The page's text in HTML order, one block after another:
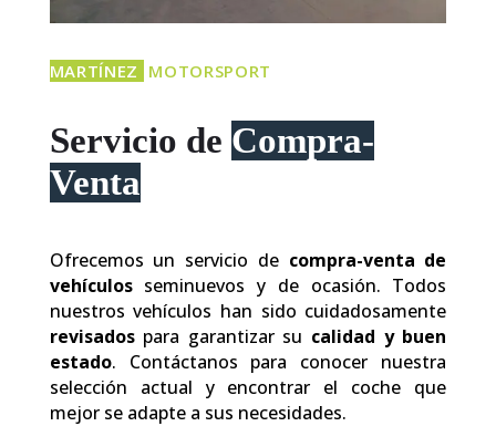
MARTÍNEZ MOTORSPORT
Servicio de Compra-
Venta
Ofrecemos un servicio de compra-venta de
vehículosseminuevos y de ocasión. Todos
nuestros vehículos han sido cuidadosamente
revisadospara garantizar su calidad y buen
estado. Contáctanos para conocer nuestra
selección actual y encontrar el coche que
mejor se adapte a sus necesidades.